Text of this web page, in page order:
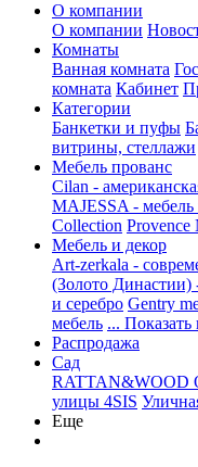
О компании
О компании
Комнаты
Ванная комната
комната Кабинет
Категории
Банкетки и пуфы
витрины, стеллажи
Мебель прованс
Cilan -
MAJESSA - мебель
Collection
Мебель и декор
Art-zerkala -
(Золото Династии)
и серебро Gentry
мебель ... Показать
Распродажа
Сад
RATTAN&WOOD
улицы 4SIS
Еще